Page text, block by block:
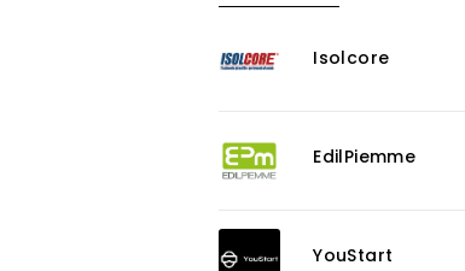
Isolcore
EdilPiemme
YouStart